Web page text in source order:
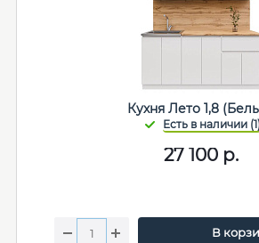
Кухня Лето 1,8
27 100 р.
В